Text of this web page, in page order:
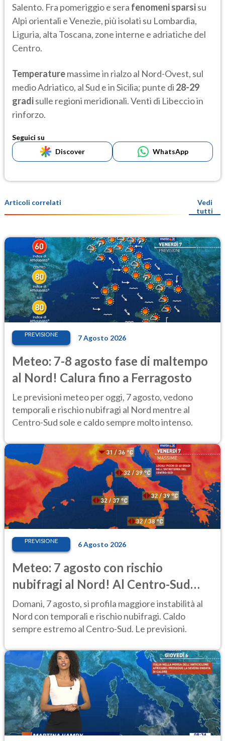
Salento. Fra pomeriggio e sera fenomeni sparsisu
Alpi orientali e Venezie, più isolati su Lombardia,
Liguria, alta Toscana, zone interne e adriatiche del
Centro.
Temperaturemassime in rialzo al Nord-Ovest, sul
medio Adriatico, al Sud e in Sicilia; punte di 28-29
gradisulle regioni meridionali. Venti di Libeccio in
rinforzo.
Seguici su
Discover
WhatsApp
Articoli correlati
Vedi
tutti
PREVISIONE 7 Agosto 2026
Meteo: 7-8 agosto fase di maltempo
al Nord! Calura fino a Ferragosto
Le previsioni meteo per oggi, 7 agosto, vedono
temporali e rischio nubifragi al Nord mentre al
Centro-Sud sole e caldo sempre molto intenso.
PREVISIONE 6 Agosto 2026
Meteo: 7 agosto con rischio
nubifragi al Nord! Al Centro-Sud
caldo estremo
Domani, 7 agosto, si profila maggiore instabilità al
Nord con temporali e rischio nubifragi. Caldo
sempre estremo al Centro-Sud. Le previsioni.